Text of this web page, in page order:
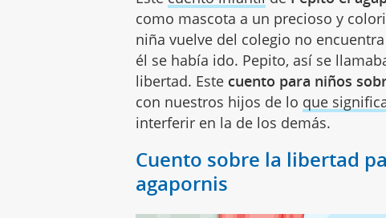
como mascota a un precioso y
niña vuelve del colegio no
él se había ido. Pepito, así se
libertad. Este cuento para niños
con nuestros hijos de lo que
interferir en la de los demás.
Cuento sobre la libertad
agapornis